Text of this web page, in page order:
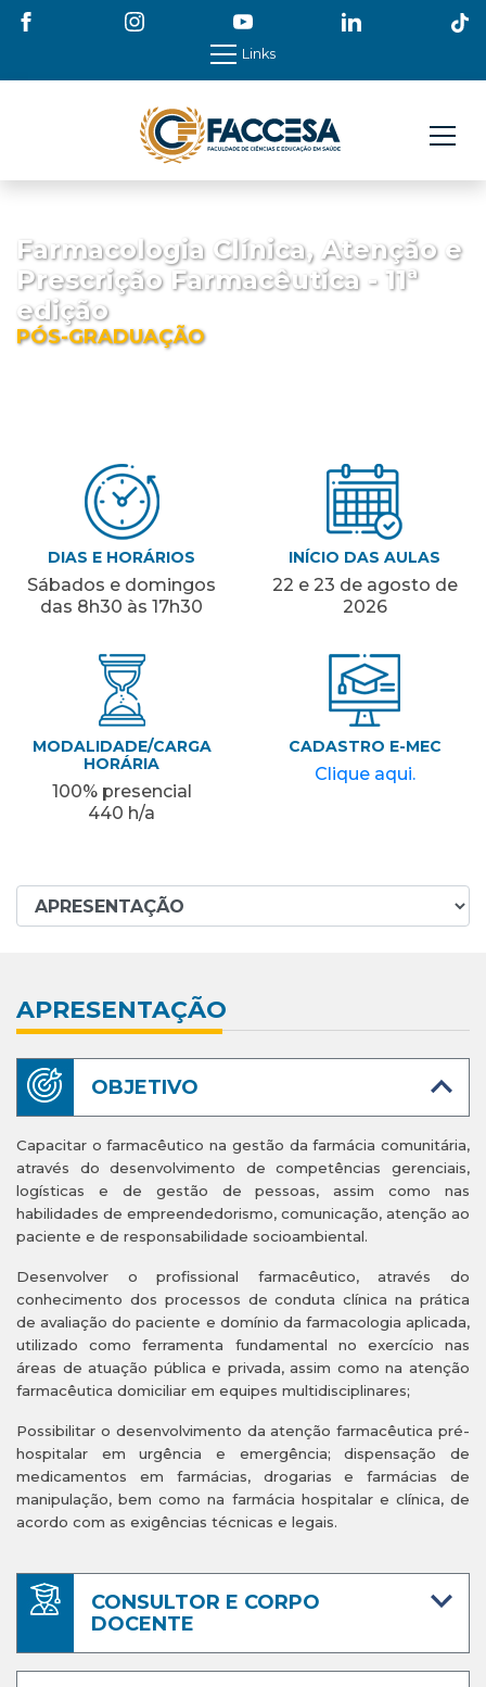
Links
Farmacologia Clínica, Atenção e
Prescrição Farmacêutica - 11ª
edição
PÓS-GRADUAÇÃO
DIAS E HORÁRIOS
Sábados e domingos
das 8h30 às 17h30
INÍCIO DAS AULAS
22 e 23 de agosto de
2026
MODALIDADE/CARGA
HORÁRIA
100% presencial
440 h/a
CADASTRO E-MEC
Clique aqui.
APRESENTAÇÃO
OBJETIVO
Capacitar o farmacêutico na gestão da farmácia comunitária,
através do desenvolvimento de competências gerenciais,
logísticas e de gestão de pessoas, assim como nas
habilidades de empreendedorismo, comunicação, atenção ao
paciente e de responsabilidade socioambiental.
Desenvolver o profissional farmacêutico, através do
conhecimento dos processos de conduta clínica na prática
de avaliação do paciente e domínio da farmacologia aplicada,
utilizado como ferramenta fundamental no exercício nas
áreas de atuação pública e privada, assim como na atenção
farmacêutica domiciliar em equipes multidisciplinares;
Possibilitar o desenvolvimento da atenção farmacêutica pré-
hospitalar em urgência e emergência;dispensação de
medicamentos em farmácias, drogarias e farmácias de
manipulação, bem como na farmácia hospitalar e clínica, de
acordo com as exigências técnicas e legais.
CONSULTOR E CORPO
DOCENTE